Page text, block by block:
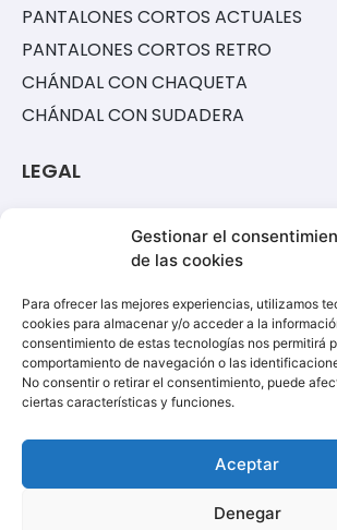
Gestionar el
de las cookies
Para ofrecer las mejores experiencias, utilizamos
cookies para almacenar y/o acceder a la
consentimiento de estas tecnologías nos permitirá
comportamiento de navegación o las
No consentir o retirar el consentimiento, puede
ciertas características y funciones.
Aceptar
Denegar
PANTALONES CORTOS ACTUALES
PANTALONES CORTOS RETRO
CHÁNDAL CON CHAQUETA
CHÁNDAL CON SUDADERA
LEGAL
TÉRMINOS Y CONDICIONES
POLÍTICA DE PRIVACIDAD
AVISO LEGAL
SOPORTE
Utiliza nuestro formulario de